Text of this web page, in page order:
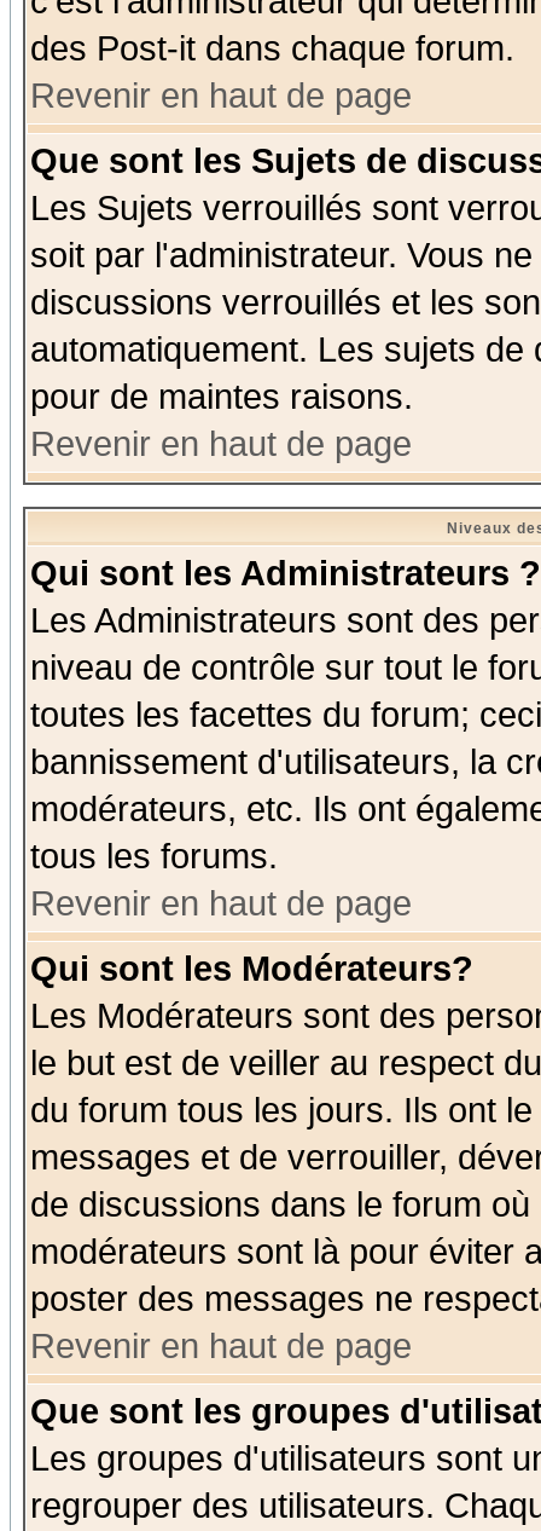
des Post-it dans chaque forum.
Revenir en haut de page
Que sont les Sujets de
Les Sujets verrouillés sont
soit par l'administrateur. Vous
discussions verrouillés et les
automatiquement. Les sujets
pour de maintes raisons.
Revenir en haut de page
Niveaux
Qui sont les Administrateurs ?
Les Administrateurs sont des
niveau de contrôle sur tout le
toutes les facettes du forum;
bannissement d'utilisateurs, la
modérateurs, etc. Ils ont
tous les forums.
Revenir en haut de page
Qui sont les Modérateurs?
Les Modérateurs sont des
le but est de veiller au respect
du forum tous les jours. Ils ont
messages et de verrouiller,
de discussions dans le forum
modérateurs sont là pour éviter
poster des messages ne
Revenir en haut de page
Que sont les groupes
Les groupes d'utilisateurs sont
regrouper des utilisateurs.